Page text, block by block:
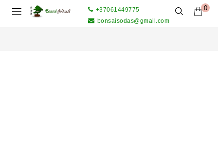
0
+37061449775
bonsaisodas@gmail.com